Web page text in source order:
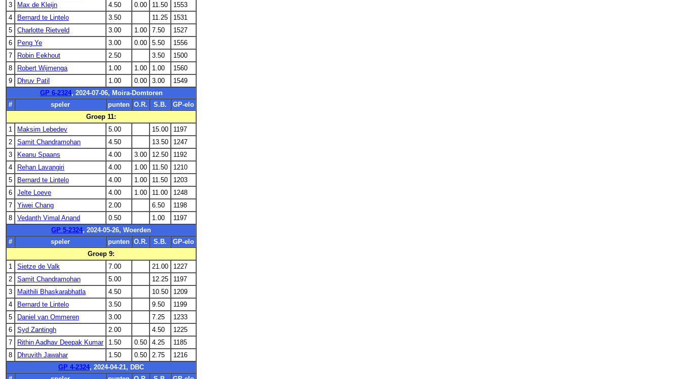
3
Max de Kleijn 4.50 0.00 11.50
1553
4
Bernard te Lintelo 3.50 11.25
1531
5
Charlotte Rietveld 3.00 1.00 7.50
1527
6
Peng Ye 3.00 0.00 5.50
1556
7
Robin Eekhout 2.50 3.50
1500
8
Robert Wijmenga 1.00 1.00 1.00
1560
9
Dhruv Patil 1.00 0.00 3.00
1549
GP 6-2324, 2024-07-06, Moira-Domtoren
#
speler punten O.R. S.B.
GP-elo
Groep 11:
1
Maksim Lebedev 5.00 15.00
1197
2
Samit Chandramohan 4.50 13.50
1247
3
Keanu Spaans 4.00 3.00 12.50
1192
4
Rehan Lavangiri 4.00 1.00 11.50
1210
5
Bernard te Lintelo 4.00 1.00 11.50
1203
6
Jelte Loeve 4.00 1.00 11.00
1248
7
Yiwei Chang 2.00 6.50
1198
8
Vedanth Vimal Anand 0.50 1.00
1197
GP 5-2324, 2024-05-26, Woerden
#
speler punten O.R. S.B.
GP-elo
Groep 9:
1
Sietze de Valk 7.00 21.00
1227
2
Samit Chandramohan 5.00 12.25
1197
3
Maithili Bhaskarabhatla 4.50 10.50
1209
4
Bernard te Lintelo 3.50 9.50
1199
5
Daniel van Ommeren 3.00 7.25
1233
6
Syd Zantingh 2.00 4.50
1225
7
Rithin Aadhav Deepak Kumar 1.50 0.50 4.25
1185
8
Dhruvith Jawahar 1.50 0.50 2.75
1216
GP 4-2324, 2024-04-21, DBC